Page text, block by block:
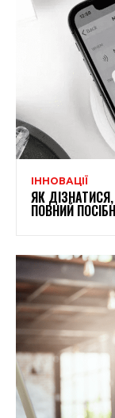
ІННОВАЦІЇ
ЯК
ПОВНИЙ